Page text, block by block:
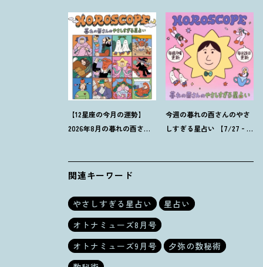
【12星座の今月の運勢】
2026年8月の暮れの酉さん
今週の暮れの酉さんのやさ
しすぎる星占い 【7/27‐
関連キーワード
やさしすぎる星占い
星占い
オトナミューズ8月号
オトナミューズ9月号
夕弥の数秘術